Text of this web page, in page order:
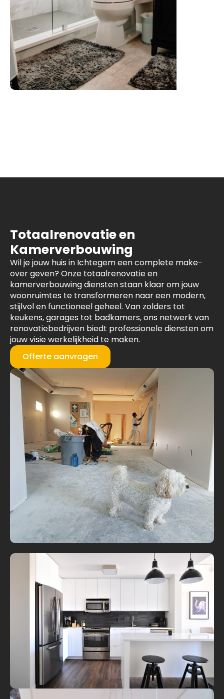
Totaalrenovatie en
Kamerverbouwing
Wil je jouw huis in Ichtegem een complete make-
over geven? Onze totaalrenovatie en
kamerverbouwing diensten staan klaar om jouw
woonruimtes te transformeren naar een modern,
stijlvol en functioneel geheel. Van zolders tot
keukens, garages tot badkamers, ons netwerk van
renovatiebedrijven biedt professionele diensten om
jouw visie werkelijkheid te maken.
Offerte aanvragen